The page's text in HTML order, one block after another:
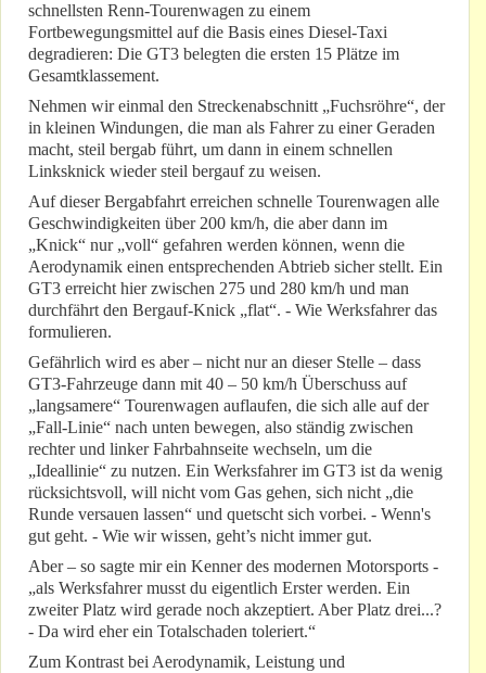
schnellsten Renn-Tourenwagen zu einem
Fortbewegungsmittel auf die Basis eines Diesel-Taxi
degradieren: Die GT3 belegten die ersten 15 Plätze im
Gesamtklassement.
Nehmen wir einmal den Streckenabschnitt „Fuchsröhre“, der
in kleinen Windungen, die man als Fahrer zu einer Geraden
macht, steil bergab führt, um dann in einem schnellen
Linksknick wieder steil bergauf zu weisen.
Auf dieser Bergabfahrt erreichen schnelle Tourenwagen alle
Geschwindigkeiten über 200 km/h, die aber dann im
„Knick“ nur „voll“ gefahren werden können, wenn die
Aerodynamik einen entsprechenden Abtrieb sicher stellt. Ein
GT3 erreicht hier zwischen 275 und 280 km/h und man
durchfährt den Bergauf-Knick „flat“. - Wie Werksfahrer das
formulieren.
Gefährlich wird es aber – nicht nur an dieser Stelle – dass
GT3-Fahrzeuge dann mit 40 – 50 km/h Überschuss auf
„langsamere“ Tourenwagen auflaufen, die sich alle auf der
„Fall-Linie“ nach unten bewegen, also ständig zwischen
rechter und linker Fahrbahnseite wechseln, um die
„Ideallinie“ zu nutzen. Ein Werksfahrer im GT3 ist da wenig
rücksichtsvoll, will nicht vom Gas gehen, sich nicht „die
Runde versauen lassen“ und quetscht sich vorbei. - Wenn's
gut geht. - Wie wir wissen, geht’s nicht immer gut.
Aber – so sagte mir ein Kenner des modernen Motorsports -
„als Werksfahrer musst du eigentlich Erster werden. Ein
zweiter Platz wird gerade noch akzeptiert. Aber Platz drei...?
- Da wird eher ein Totalschaden toleriert.“
Zum Kontrast bei Aerodynamik, Leistung und